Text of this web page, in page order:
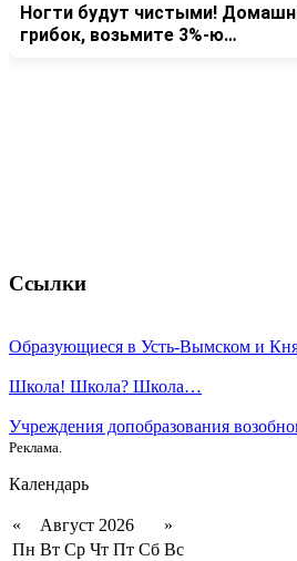
Ногти будут чистыми!
грибок, возьмите 3%-ю…
Ссылки
Образующиеся в Усть-Вымском и
Школа! Школа? Школа…
Учреждения допобразования
Реклама.
Календарь
« Август 2026
»
Пн Вт Ср Чт Пт Сб Вс